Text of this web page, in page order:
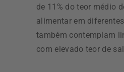
de 11% do teor médio
alimentar em
também contemplam
com elevado teor de